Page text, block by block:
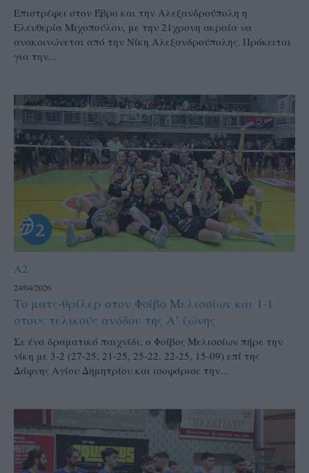
Επιστρέφει στον Έβρο και την Αλεξανδρούπολη η
Ελευθερία Μιχοπούλου, με την 21χρονη ακραία να
ανακοινώνεται από την Νίκη Αλεξανδρούπολης. Πρόκειται
για την...
A2
24/04/2026
Το ματς-θρίλερ στον Φοίβο Μελισσίων και 1-1
στους τελικούς ανόδου της Α’ ζώνης
Σε ένα δραματικό παιχνίδι, ο Φοίβος Μελισσίων πήρε την
νίκη με 3-2 (27-25, 21-25, 25-22, 22-25, 15-09) επί της
Δάφνης Αγίου Δημητρίου και ισοφάρισε την...